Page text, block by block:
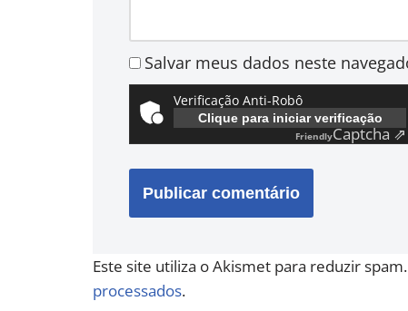
Salvar meus dados neste
Verificação Anti-Robô
Clique para iniciar verificação
FriendlyCaptcha ⇗
Este site utiliza o Akismet para reduzir spam.
processados.